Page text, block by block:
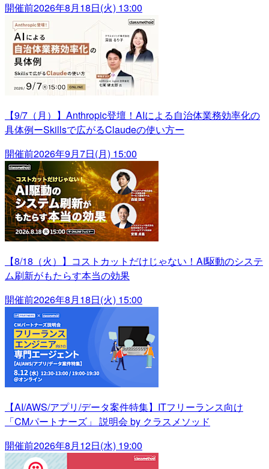
開催前2026年8月18日(火) 13:00
【9/7（月）】Anthropic登壇！AIによる自治体業務効率化の
具体例ーSkillsで広がるClaudeの使い方ー
開催前2026年9月7日(月) 15:00
【8/18（火）】コストカットだけじゃない！AI駆動のシステ
ム刷新がもたらす本当の効果
開催前2026年8月18日(火) 15:00
【AI/AWS/アプリ/データ案件特集】ITフリーランス向け
「CMパートナーズ」 説明会 by クラスメソッド
開催前2026年8月12日(水) 19:00